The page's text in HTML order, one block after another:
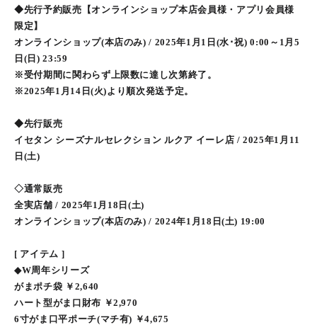
◆先行予約販売【オンラインショップ本店会員様・アプリ会員様
限定】
オンラインショップ(本店のみ) / 2025年1月1日(水･祝) 0:00～1月5
日(日) 23:59
※受付期間に関わらず上限数に達し次第終了。
※2025年1月14日(火)より順次発送予定。
◆先行販売
イセタン シーズナルセレクション ルクア イーレ店 / 2025年1月11
日(土)
◇通常販売
全実店舗 / 2025年1月18日(土)
オンラインショップ(本店のみ) / 2024年1月18日(土) 19:00
[ アイテム ]
◆W周年シリーズ
がまポチ袋 ￥2,640
ハート型がま口財布 ￥2,970
6寸がま口平ポーチ(マチ有) ￥4,675